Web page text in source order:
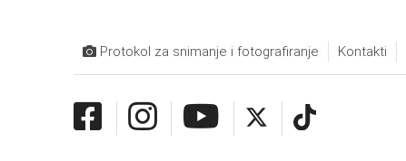
Protokol za snimanje i fotografiranje Kontakti